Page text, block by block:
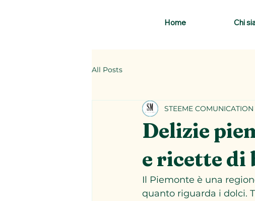
Home Chi
All Posts
Delizie
e ricette di
STEEME
Il Piemonte è una
quanto riguarda i dolci.